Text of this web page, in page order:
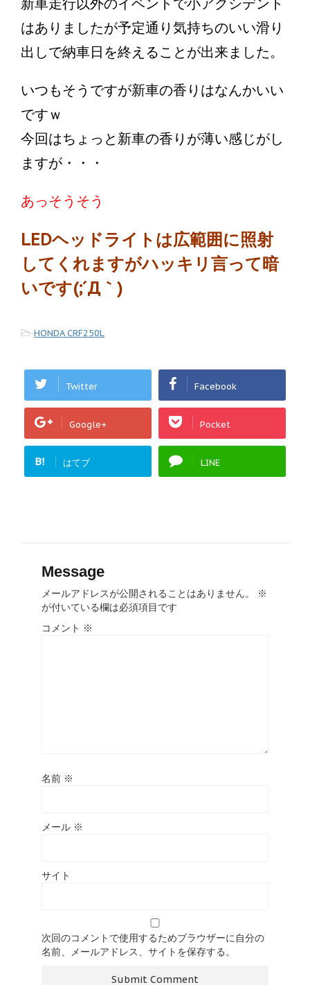
はありましたが予定通り気持ちのいい滑り
出しで納車日を終えることが出来ました。
いつもそうですが新車の香りはなんかいい
ですｗ
今回はちょっと新車の香りが薄い感じがし
ますが・・・
あっそうそう
LEDヘッドライトは広範囲に照射
してくれますがハッキリ言って暗
いです(;´Д｀)
-HONDA CRF250L
Twitter Facebook
Google+ Pocket
B! はてブ LINE
Message
メールアドレスが公開されることはありません。
※
が付いている欄は必須項目です
コメント ※
名前 ※
メール ※
サイト
次回のコメントで使用するためブラウザーに自分の
名前、メールアドレス、サイトを保存する。